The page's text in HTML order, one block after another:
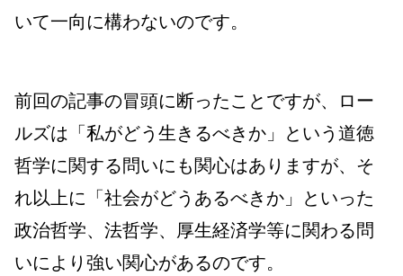
いて一向に構わないのです。
前回の記事の冒頭に断ったことですが、ロー
ルズは「私がどう生きるべきか」という道徳
哲学に関する問いにも関心はありますが、そ
れ以上に「社会がどうあるべきか」といった
政治哲学、法哲学、厚生経済学等に関わる問
いにより強い関心があるのです。